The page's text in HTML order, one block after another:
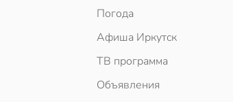
Погода
Афиша Иркутск
ТВ программа
Объявления